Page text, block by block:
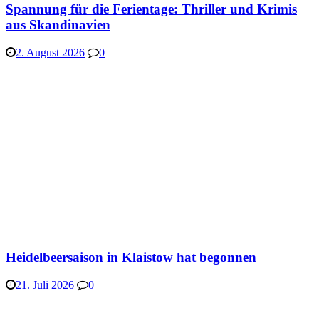
Spannung für die Ferientage: Thriller und Krimis
aus Skandinavien
2. August 2026 0
Heidelbeersaison in Klaistow hat begonnen
21. Juli 2026 0